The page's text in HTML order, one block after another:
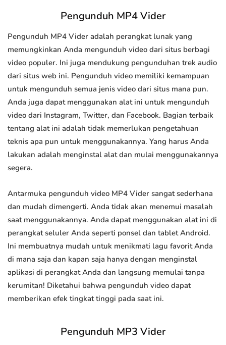
Pengunduh MP4 Vider
Pengunduh MP4 Vider adalah perangkat lunak yang
memungkinkan Anda mengunduh video dari situs berbagi
video populer. Ini juga mendukung pengunduhan trek audio
dari situs web ini. Pengunduh video memiliki kemampuan
untuk mengunduh semua jenis video dari situs mana pun.
Anda juga dapat menggunakan alat ini untuk mengunduh
video dari Instagram, Twitter, dan Facebook. Bagian terbaik
tentang alat ini adalah tidak memerlukan pengetahuan
teknis apa pun untuk menggunakannya. Yang harus Anda
lakukan adalah menginstal alat dan mulai menggunakannya
segera.
Antarmuka pengunduh video MP4 Vider sangat sederhana
dan mudah dimengerti. Anda tidak akan menemui masalah
saat menggunakannya. Anda dapat menggunakan alat ini di
perangkat seluler Anda seperti ponsel dan tablet Android.
Ini membuatnya mudah untuk menikmati lagu favorit Anda
di mana saja dan kapan saja hanya dengan menginstal
aplikasi di perangkat Anda dan langsung memulai tanpa
kerumitan! Diketahui bahwa pengunduh video dapat
memberikan efek tingkat tinggi pada saat ini.
Pengunduh MP3 Vider